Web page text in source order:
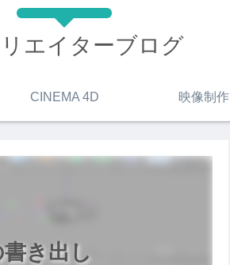
エイターブログ
CINEMA 4D 映像制作
き出し